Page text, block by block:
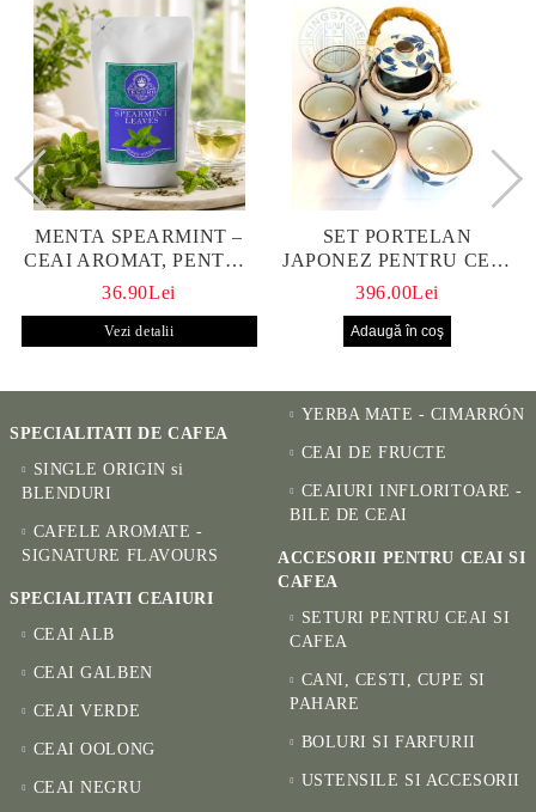
MENTA SPEARMINT –
CEAI AROMAT, PENTRU
CALM ȘI BENEFIC
36.90Lei
Vezi detalii
SET PORTELAN
JAPONEZ PENTRU CEAI
HANAKO, CEAINIC SI 4
396.00Lei
SPECIALITATI DE CAFEA
SINGLE ORIGIN si
BLENDURI
CAFELE AROMATE -
SIGNATURE FLAVOURS
SPECIALITATI CEAIURI
CEAI ALB
CEAI GALBEN
CEAI VERDE
CEAI OOLONG
CEAI NEGRU
YERBA MATE - CIMARRÓN
CEAI DE FRUCTE
CEAIURI INFLORITOARE -
BILE DE CEAI
ACCESORII PENTRU CEAI SI
CAFEA
SETURI PENTRU CEAI SI
CAFEA
CANI, CESTI, CUPE SI
PAHARE
BOLURI SI FARFURII
USTENSILE SI ACCESORII